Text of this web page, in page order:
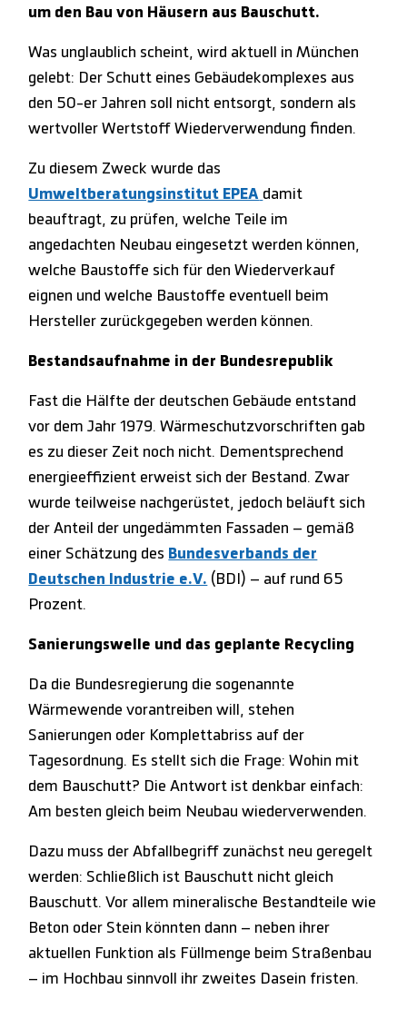
um den Bau von Häusern aus Bauschutt.
Was unglaublich scheint, wird aktuell in München
gelebt: Der Schutt eines Gebäudekomplexes aus
den 50-er Jahren soll nicht entsorgt, sondern als
wertvoller Wertstoff Wiederverwendung finden.
Zu diesem Zweck wurde das
Umweltberatungsinstitut EPEA damit
beauftragt, zu prüfen, welche Teile im
angedachten Neubau eingesetzt werden können,
welche Baustoffe sich für den Wiederverkauf
eignen und welche Baustoffe eventuell beim
Hersteller zurückgegeben werden können.
Bestandsaufnahme in der Bundesrepublik
Fast die Hälfte der deutschen Gebäude entstand
vor dem Jahr 1979. Wärmeschutzvorschriften gab
es zu dieser Zeit noch nicht. Dementsprechend
energieeffizient erweist sich der Bestand. Zwar
wurde teilweise nachgerüstet, jedoch beläuft sich
der Anteil der ungedämmten Fassaden – gemäß
einer Schätzung des Bundesverbands der
Deutschen Industrie e.V. (BDI) – auf rund 65
Prozent.
Sanierungswelle und das geplante Recycling
Da die Bundesregierung die sogenannte
Wärmewende vorantreiben will, stehen
Sanierungen oder Komplettabriss auf der
Tagesordnung. Es stellt sich die Frage: Wohin mit
dem Bauschutt? Die Antwort ist denkbar einfach:
Am besten gleich beim Neubau wiederverwenden.
Dazu muss der Abfallbegriff zunächst neu geregelt
werden: Schließlich ist Bauschutt nicht gleich
Bauschutt. Vor allem mineralische Bestandteile wie
Beton oder Stein könnten dann – neben ihrer
aktuellen Funktion als Füllmenge beim Straßenbau
– im Hochbau sinnvoll ihr zweites Dasein fristen.